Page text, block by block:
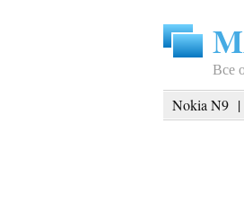
Все
Nokia N9 |